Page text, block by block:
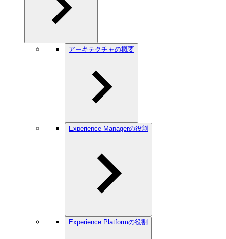
アーキテクチャの概要
Experience Managerの役割
Experience Platformの役割